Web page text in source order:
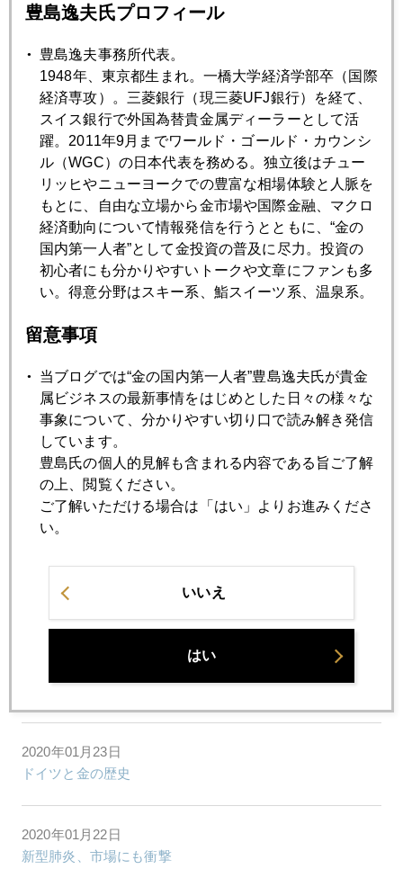
2020年
1月 2月 3月 5月 6月
7月 8月 9月 10月 11月 12月
2020年01月31日
ＷＨＯ非常事態宣言後、株価反発・金反落の理由
2020年01月30日
2020年01月29日
新型肺炎優先、中国経済６％割れも覚悟か
2020年01月28日
コロナショック、中国デフォルト懸念再燃も
2020年01月27日
2020年01月23日
ドイツと金の歴史
2020年01月22日
新型肺炎、市場にも衝撃
豊島逸夫氏プロフィール
豊島逸夫事務所代表。
1948年、東京都生まれ。一橋大学経済学部卒（国際
経済専攻）。三菱銀行（現三菱UFJ銀行）を経て、
スイス銀行で外国為替貴金属ディーラーとして活
躍。2011年9月までワールド・ゴールド・カウンシ
ル（WGC）の日本代表を務める。独立後はチュー
リッヒやニューヨークでの豊富な相場体験と人脈を
もとに、自由な立場から金市場や国際金融、マクロ
経済動向について情報発信を行うとともに、“金の
国内第一人者”として金投資の普及に尽力。投資の
初心者にも分かりやすいトークや文章にファンも多
い。得意分野はスキー系、鮨スイーツ系、温泉系。
留意事項
当ブログでは“金の国内第一人者”豊島逸夫氏が貴金
属ビジネスの最新事情をはじめとした日々の様々な
事象について、分かりやすい切り口で読み解き発信
しています。
豊島氏の個人的見解も含まれる内容である旨ご了解
の上、閲覧ください。
ご了解いただける場合は「はい」よりお進みくださ
い。
いいえ
はい